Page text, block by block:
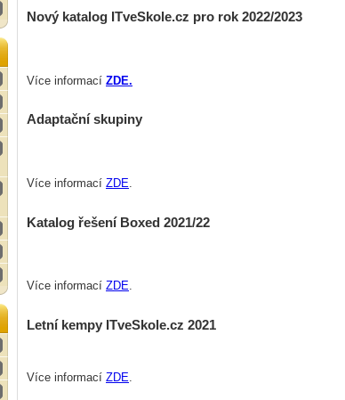
Nový katalog ITveSkole.cz pro rok 2022/2023
Více informací ZDE.
Adaptační skupiny
Více informací ZDE
Katalog řešení Boxed 2021/22
Více informací ZDE.
Letní kempy ITveSkole.cz 2021
Více informací ZDE